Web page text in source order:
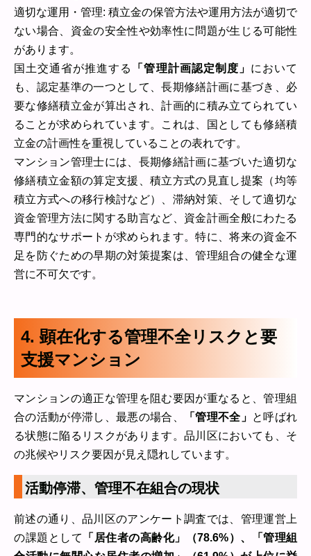
適切な運用・管理: 積立金の保管方法や運用方法が適切で
ない場合、資金の安全性や効率性に問題が生じる可能性
があります。
国土交通省が推進する
「管理計画認定制度」 において
も、認定基準の一つとして、長期修繕計画に基づき、必
要な修繕積立金が算出され、計画的に積み立てられてい
ることが求められています。これは、国としても修繕積
立金の計画性を重視していることの表れです。
マンション管理士には、長期修繕計画に基づいた適切な
修繕積立金額の算定支援、積立方式の見直し提案（均等
積立方式への移行検討など）、滞納対策、そして適切な
資金管理方法に関する助言など、資金計画全般にわたる
専門的なサポートが求められます。特に、将来の資金不
足を防ぐための早期の対策提案は、管理組合の健全な運
営に不可欠です。
4. 顕在化する管理不全リスクと要
支援マンション
マンションの適正な管理を阻む要因が重なると、管理組
合の活動が停滞し、最悪の場合、
「管理不全」 と呼ばれ
る状態に陥るリスクがあります。品川区においても、そ
の兆候やリスク要因が見え隠れしています。
活動停滞、管理不在組合の現状
前述の通り、品川区のアンケート調査では、管理運営上
の課題として
「居住者の高齢化」（78.6%）、「管理組